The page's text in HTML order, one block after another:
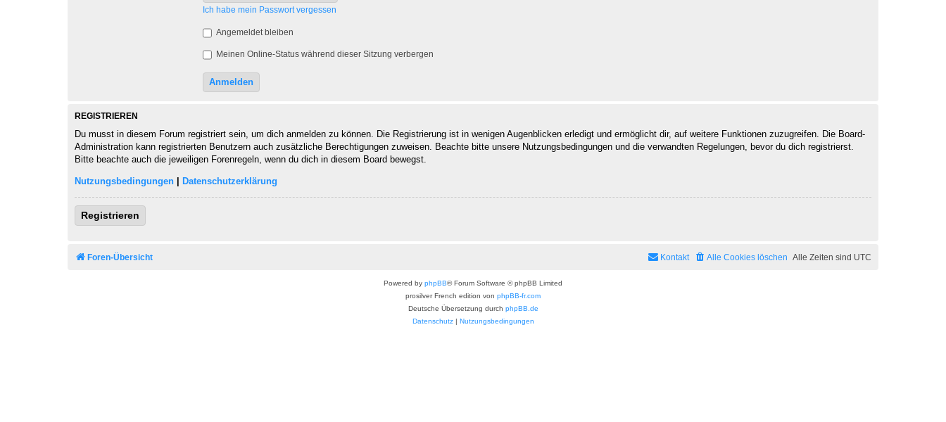
Ich habe mein Passwort vergessen
Angemeldet bleiben
Meinen Online-Status während dieser Sitzung verbergen
REGISTRIEREN
Du musst in diesem Forum registriert sein, um dich anmelden zu können. Die Registrierung ist in wenigen Augenblicken erledigt und ermöglicht dir, auf weitere Funktionen zuzugreifen. Die Board-
Administration kann registrierten Benutzern auch zusätzliche Berechtigungen zuweisen. Beachte bitte unsere Nutzungsbedingungen und die verwandten Regelungen, bevor du dich registrierst.
Bitte beachte auch die jeweiligen Forenregeln, wenn du dich in diesem Board bewegst.
Nutzungsbedingungen Datenschutzerklärung
Registrieren
Foren-Übersicht Alle Zeiten sind UTC
Alle Cookies löschen
Kontakt
Powered by phpBB® Forum Software © phpBB Limited
prosilver French edition von phpBB-fr.com
Deutsche Übersetzung durch phpBB.de
Datenschutz| Nutzungsbedingungen